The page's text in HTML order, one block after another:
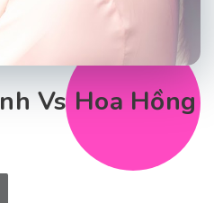
Vs Hoa Hồng